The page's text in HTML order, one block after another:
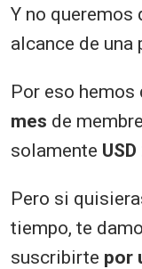
Y no queremos
alcance de una
Por eso
mes de
solamente
Pero si
tiempo, te
suscribirte por